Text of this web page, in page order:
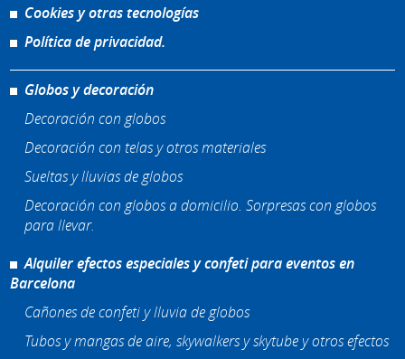
Cookies y otras tecnologías
Política de privacidad.
Globos y decoración
Decoración con globos
Decoración con telas y otros materiales
Sueltas y lluvias de globos
Decoración con globos a domicilio. Sorpresas con globos
para llevar.
Alquiler efectos especiales y confeti para eventos en
Barcelona
Cañones de confeti y lluvia de globos
Tubos y mangas de aire, skywalkers y skytube y otros efectos